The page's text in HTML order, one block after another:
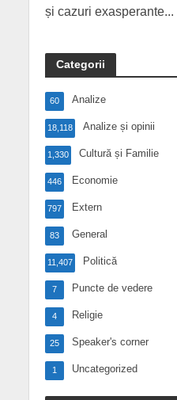
și cazuri exasperante...
Categorii
Analize
60
Analize și opinii
18,118
Cultură și Familie
1,330
Economie
446
Extern
797
General
83
Politică
11,407
Puncte de vedere
7
Religie
4
Speaker's corner
25
Uncategorized
1